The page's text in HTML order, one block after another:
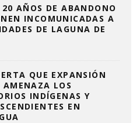
20 AÑOS DE ABANDONO
INCOMUNICADAS A
DE LAGUNA DE
QUE EXPANSIÓN
AMENAZA LOS
INDÍGENAS Y
EN